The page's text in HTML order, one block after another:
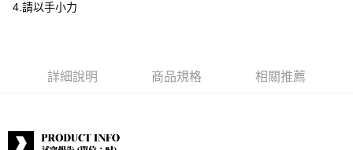
宅配到府
每筆NT$80，滿NT$888(含以上)免運費
4.請以手小力
詳細說明 商品規格 相關推薦